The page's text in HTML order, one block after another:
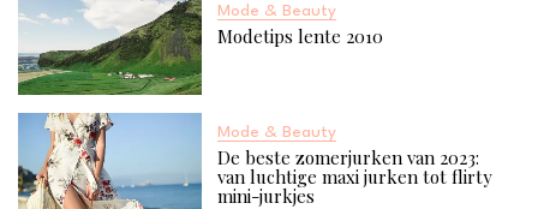
Mode & Beauty
Modetips lente 2010
Mode & Beauty
De beste zomerjurken van 2023:
van luchtige maxi jurken tot flirty
mini-jurkjes